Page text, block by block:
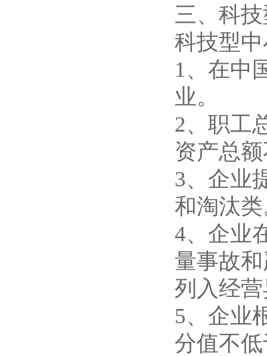
三、科
科技型
1、在中
业。
2、职工
资产总
3、企业
和淘汰
4、企业
量事故
列入经
5、企业
分值不